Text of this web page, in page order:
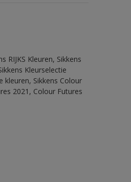
RIJKS Kleuren, Sikkens
Kleurselectie
kleuren, Sikkens Colour
2021, Colour Futures